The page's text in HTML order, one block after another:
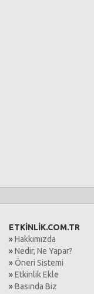
ETKİNLİK.COM.TR
»Hakkımızda
»Nedir, Ne Yapar?
»Öneri Sistemi
»Etkinlik Ekle
»Basında Biz